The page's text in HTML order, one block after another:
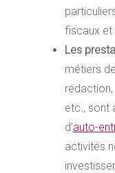
fiscaux et
Les
métiers
etc., sont
d’auto-
activités